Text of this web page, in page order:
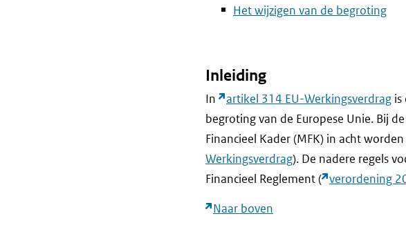
Het wijzigen van de begroting
Inleiding
In artikel 314 EU-Werkingsverdrag is
begroting van de Europese Unie. Bij
Financieel Kader (MFK) in acht
Werkingsverdrag). De nadere regels
Financieel Reglement ( verordening
Naar boven